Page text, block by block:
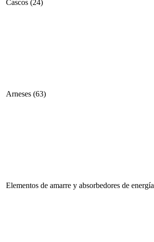
Cascos (24)
Arneses (63)
Elementos de amarre y absorbedores de energía